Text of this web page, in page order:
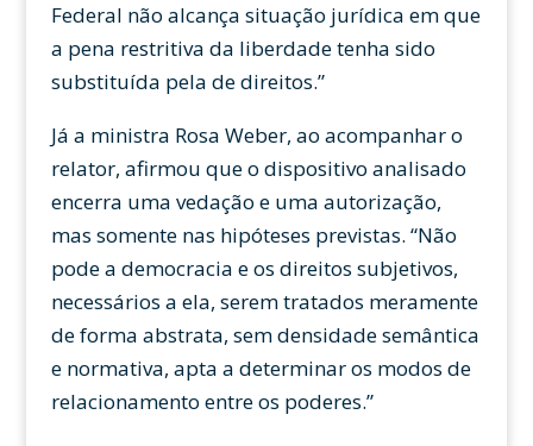
Federal não alcança situação jurídica em que
a pena restritiva da liberdade tenha sido
substituída pela de direitos.”
Já a ministra Rosa Weber, ao acompanhar o
relator, afirmou que o dispositivo analisado
encerra uma vedação e uma autorização,
mas somente nas hipóteses previstas. “Não
pode a democracia e os direitos subjetivos,
necessários a ela, serem tratados meramente
de forma abstrata, sem densidade semântica
e normativa, apta a determinar os modos de
relacionamento entre os poderes.”